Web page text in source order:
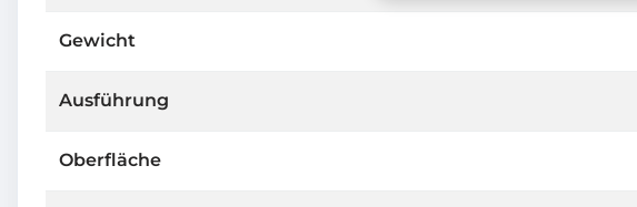
Gewicht
Ausführung
Oberfläche